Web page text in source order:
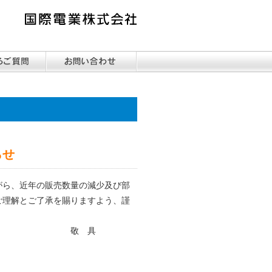
せ
、近年の販売数量の減少及び部
解とご了承を賜りますよう、謹